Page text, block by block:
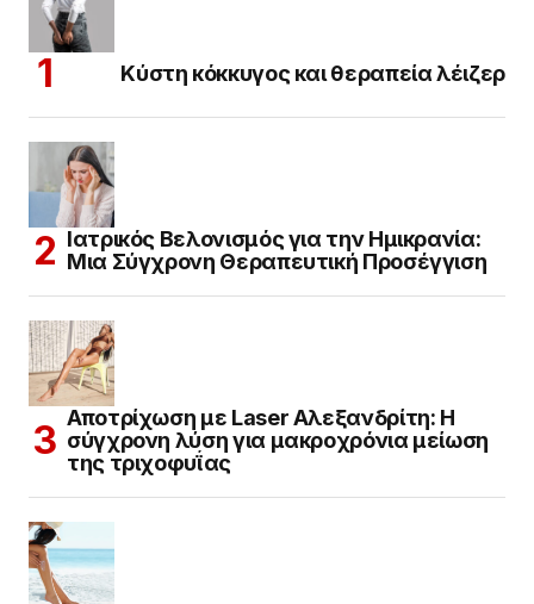
Κύστη κόκκυγος και θεραπεία λέιζερ
Ιατρικός Βελονισμός για την Ημικρανία:
Μια Σύγχρονη Θεραπευτική Προσέγγιση
Αποτρίχωση με Laser Αλεξανδρίτη: Η
σύγχρονη λύση για μακροχρόνια μείωση
της τριχοφυΐας